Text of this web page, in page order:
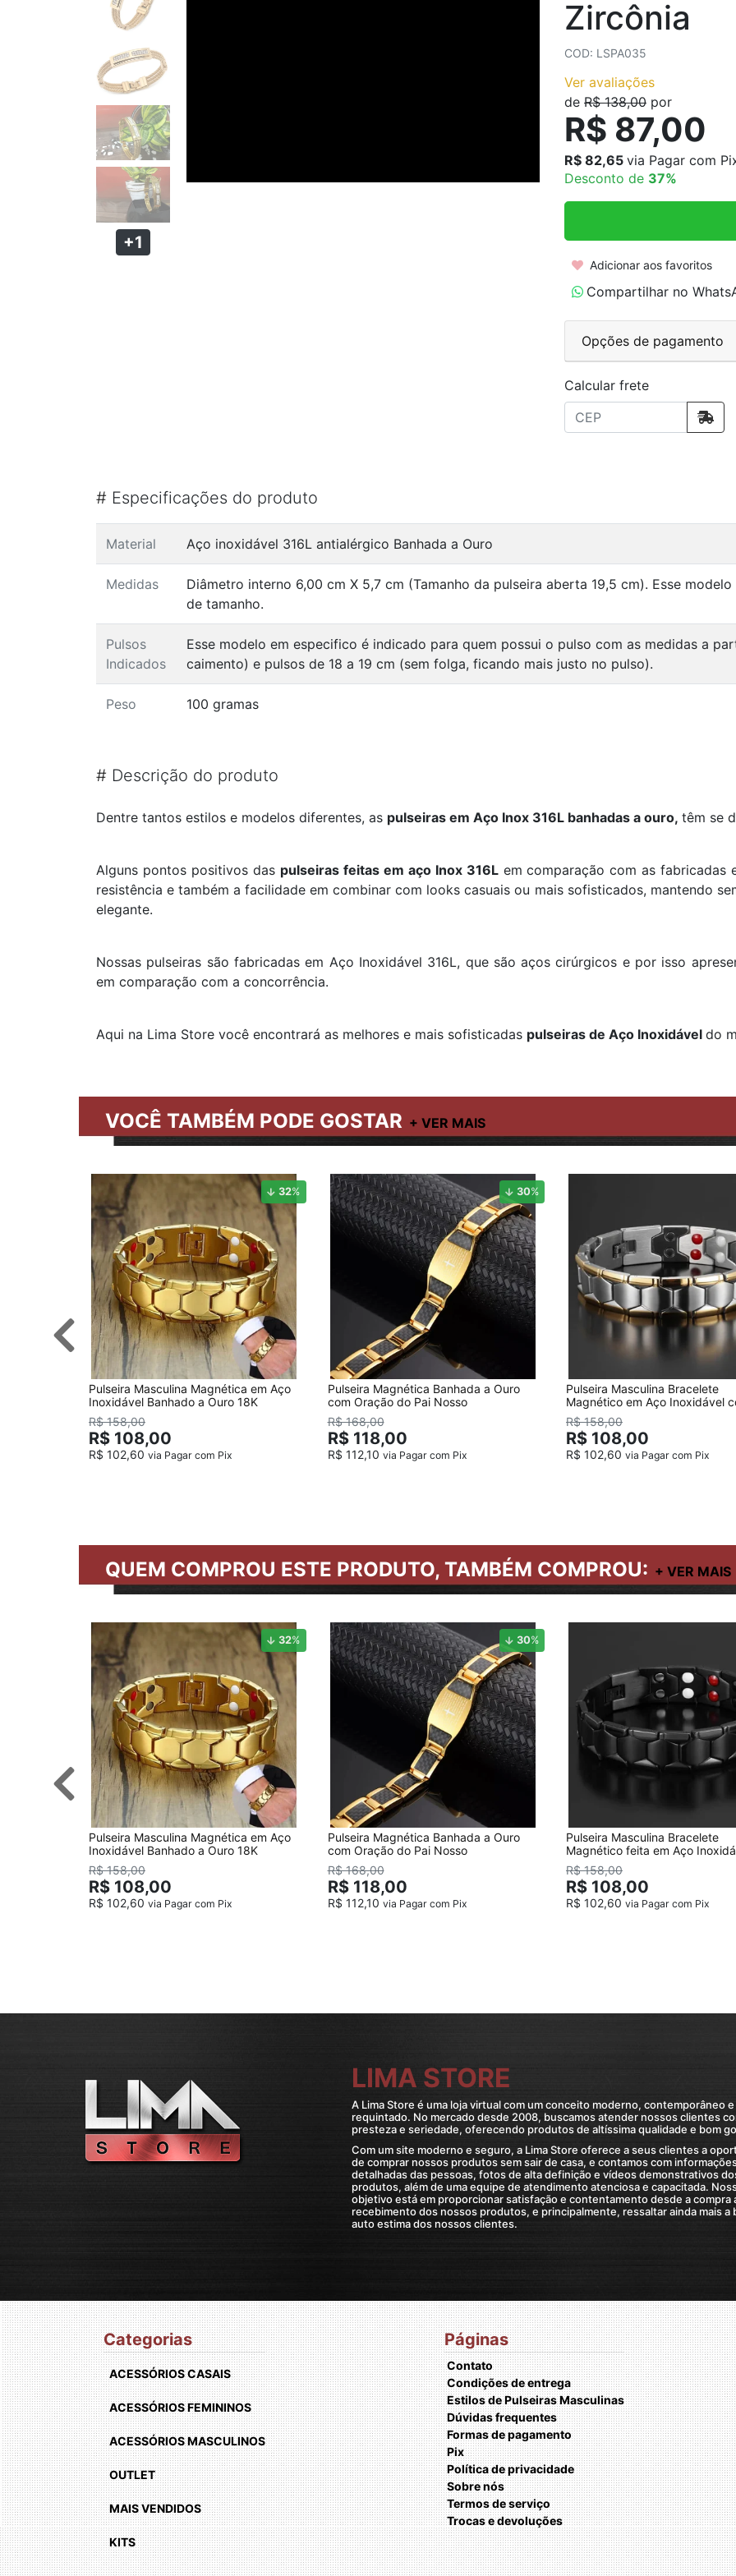
PULSEIRA MAGNÉTICA
PULSEIRA DE SILICONE MASCULINA
KIT PULSEIRA MASCULINA
COLARES AÇO INOXIDÁVEL
ANÉIS MASCULINOS
ANÉIS DE AÇO
ANÉIS DE TUGSTÊNIO
ANÉIS MAGNÉTICOS DE COBRE
+1
Zircônia
COD: LSPA035
Ver avaliações
de R$ 138,00 por
R$ 87,00
R$ 82,65 via Pagar com
Desconto de 37%
Adicionar aos favoritos
Compartilhar no
Opções de pagamento
Calcular frete
# Especificações do produto
Material Aço inoxidável 316L antialérgico Banhada a Ouro
Medidas
Diâmetro interno 6,00 cm X 5,7 cm (Tamanho da pulseira aberta 19,5 cm). Esse
de tamanho.
Pulsos
Indicados
Esse modelo em especifico é indicado para quem possui o pulso com as medidas a
caimento) e pulsos de 18 a 19 cm (sem folga, ficando mais justo no pulso).
Peso 100 gramas
# Descrição do produto
Dentre tantos estilos e modelos diferentes, as pulseiras em Aço Inox 316L banhadas a ouro, têm se
Alguns pontos positivos das pulseiras feitas em aço Inox 316Lem comparação com as fabricadas
resistência e também a facilidade em combinar com looks casuais ou mais sofisticados, mantendo
elegante.
Nossas pulseiras são fabricadas em Aço Inoxidável 316L, que são aços cirúrgicos e por isso
em comparação com a concorrência.
Aqui na Lima Store você encontrará as melhores e mais sofisticadas pulseiras de Aço Inoxidável do
VOCÊ TAMBÉM PODE GOSTAR
32%
Pulseira Masculina Magnética em Aço
Inoxidável Banhado a Ouro 18K
R$ 158,00
R$ 108,00
R$ 102,60 via Pagar com Pix
30%
Pulseira Magnética Banhada a Ouro
com Oração do Pai Nosso
R$ 168,00
R$ 118,00
R$ 112,10 via Pagar com Pix
Pulseira Masculina Bracelete
Magnético em Aço Inoxidável
detalhes Banhado a Ouro
R$ 158,00
R$ 108,00
R$ 102,60 via Pagar com Pix
QUEM COMPROU ESTE PRODUTO, TAMBÉM COMPROU:
32%
Pulseira Masculina Magnética em Aço
Inoxidável Banhado a Ouro 18K
R$ 158,00
R$ 108,00
R$ 102,60 via Pagar com Pix
30%
Pulseira Magnética Banhada a Ouro
com Oração do Pai Nosso
R$ 168,00
R$ 118,00
R$ 112,10 via Pagar com Pix
Pulseira Masculina Bracelete
Magnético feita em Aço
Preta
R$ 158,00
R$ 108,00
R$ 102,60 via Pagar com Pix
LIMA STORE
A Lima Store é uma loja virtual com um conceito moderno, contemporâneo e
requintado. No mercado desde 2008, buscamos atender nossos clientes
presteza e seriedade, oferecendo produtos de altíssima qualidade e bom
Categorias
ACESSÓRIOS CASAIS
ACESSÓRIOS FEMININOS
ACESSÓRIOS MASCULINOS
OUTLET
MAIS VENDIDOS
KITS
Páginas
Contato
Condições de entrega
Estilos de Pulseiras Masculinas
Dúvidas frequentes
Formas de pagamento
Pix
Política de privacidade
Sobre nós
Termos de serviço
Trocas e devoluções